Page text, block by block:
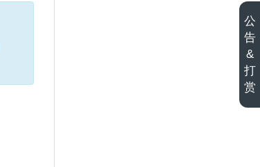
公
告
&
打
赏